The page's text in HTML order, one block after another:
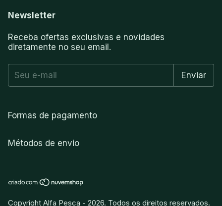
Newsletter
Receba ofertas exclusivas e novidades
diretamente no seu email.
Formas de pagamento
Métodos de envio
Copyright Alfa Pesca - 2026. Todos os direitos reservados.